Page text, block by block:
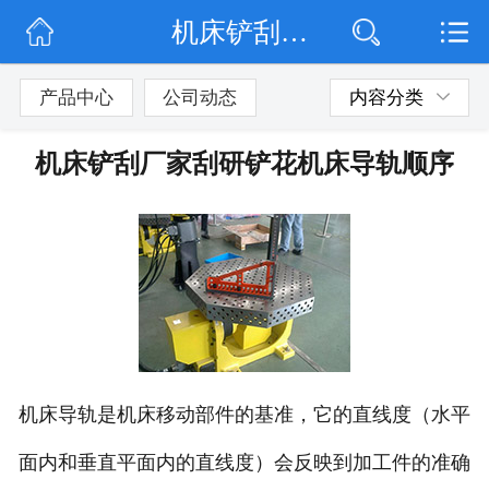
网站首页
公司简介
联系我们
机床铲刮厂家刮研铲花机床导轨顺序
产品中心 公司动态 内容分类
机床铲刮厂家刮研铲花机床导轨顺序
机床导轨是机床移动部件的基准，它的直线度（水平
面内和垂直平面内的直线度）会反映到加工件的准确